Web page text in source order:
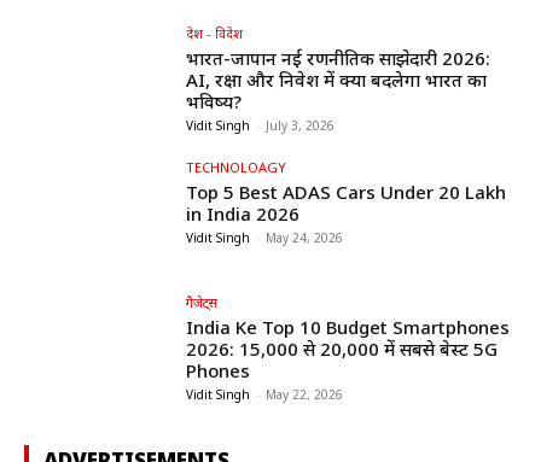
देश - विदेश
भारत-जापान नई रणनीतिक साझेदारी 2026:
AI, रक्षा और निवेश में क्या बदलेगा भारत का
भविष्य?
Vidit Singh - July 3, 2026
TECHNOLOAGY
Top 5 Best ADAS Cars Under ₹20 Lakh
in India 2026
Vidit Singh - May 24, 2026
गैजेट्स
India Ke Top 10 Budget Smartphones
2026: ₹15,000 से ₹20,000 में सबसे बेस्ट 5G
Phones
Vidit Singh - May 22, 2026